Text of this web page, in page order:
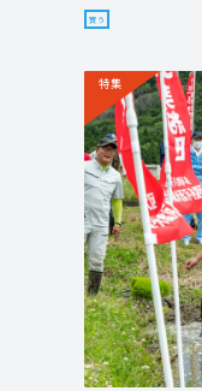
買う
特集